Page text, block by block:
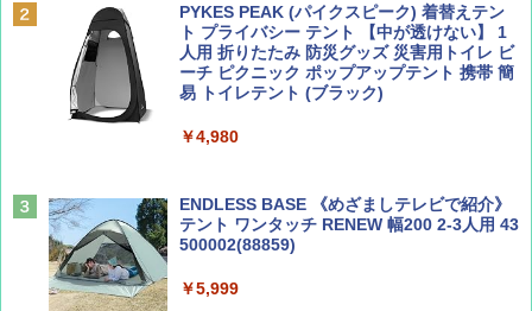
￥1,500
￥2,479
ァキア 2026～2027 地球の歩き方A ヨーロッ
PYKES PEAK (パイクスピーク) 着替えテン
ト プライバシー テント 【中が透けない】 1
人用 折りたたみ 防災グッズ 災害用トイレ ビ
ーチ ピクニック ポップアップテント 携帯 簡
易 トイレテント (ブラック)
￥4,980
ENDLESS BASE 《めざましテレビで紹介》
テント ワンタッチ RENEW 幅200 2-3人用 43
500002(88859)
￥5,999